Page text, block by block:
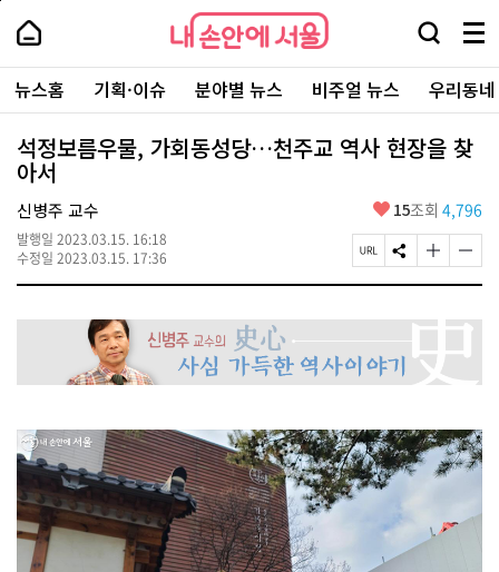
본
로
가
내
손
안
에
서
울
-
서
울
시
대
표
소
통
포
내
손
에
울
검
창
열
기
메
뉴
전
체
보
주
요
서
뉴스홈 기획·이슈 분야별 뉴스 비주얼 뉴스 우리동
석정보름우물, 가회동성당…천주교 역사 현장을 찾
아서
신병주 교수
발행일 2023.03.15. 16:18
수정일 2023.03.15. 17:36
좋
요
15조회 4,796
페
이
U
L
복
사
S
N
공
하
기
글
자
기
크
게
변
경
기
글
자
기
작
게
경
기
페
상
단
로